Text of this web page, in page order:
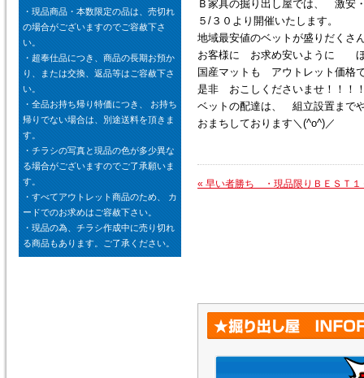
Ｂ家具の掘り出し屋では、 激安
５/３０より開催いたします。
地域最安値のベットが盛りだくさ
お客様に お求め安いように ほ
国産マットも アウトレット価格
是非 おこしくださいませ！！！
ベットの配達は、 組立設置まで
おまちしております＼(^o^)／
« 早い者勝ち ・現品限りＢＥＳＴ１
・現品商品・本数限定の品は、売切れ
の場合がございますのでご容赦下さ
い。
・超奉仕品につき、商品の長期お預か
り、または交換、返品等はご容赦下さ
い。
・全品お持ち帰り特価につき、 お持ち
帰りでない場合は、別途送料を頂きま
す。
・チラシの写真と現品の色が多少異な
る場合がございますのでご了承願いま
す。
・すべてアウトレット商品のため、 カ
ードでのお求めはご容赦下さい。
・現品の為、チラシ作成中に売り切れ
る商品もあります。ご了承ください。